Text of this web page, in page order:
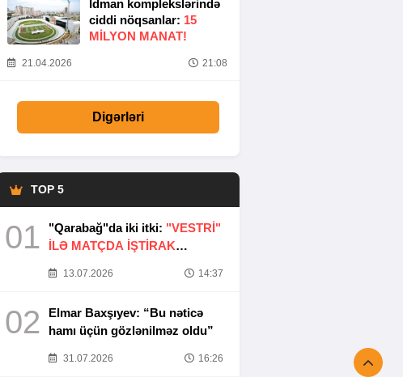
İdman komplekslərində
ciddi nöqsanlar: 15
MILYON MANAT!
21.04.2026 21:08
Digərləri
TOP 5
01 "Qarabağ"da iki itki: "VESTRİ"
İLƏ MATÇDA İŞTİRAK
13.07.2026 14:37
02
Elmar Baxşıyev: “Bu nəticə
hamı üçün gözlənilməz oldu”
31.07.2026 16:26